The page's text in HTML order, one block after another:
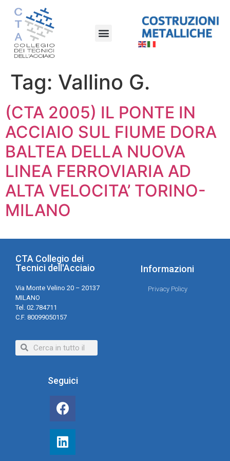
Tag: Vallino G.
(CTA 2005) IL PONTE IN
ACCIAIO SUL FIUME DORA
BALTEA DELLA NUOVA
LINEA FERROVIARIA AD
ALTA VELOCITA’ TORINO-
MILANO
CTA Collegio dei
Tecnici dell'Acciaio
Via Monte Velino 20 – 20137
MILANO
Tel. 02.784711
C.F. 80099050157
Informazioni
Privacy Policy
Seguici